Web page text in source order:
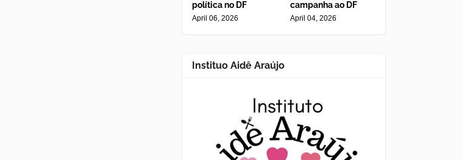
política no DF
April 06, 2026
campanha ao DF
April 04, 2026
Instituo Aidê Araújo